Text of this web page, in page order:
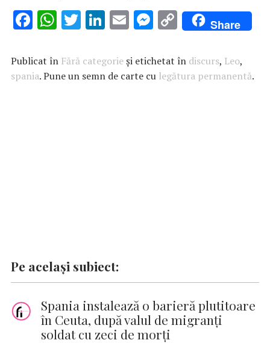
F
e
b
W
at
s
T
it
te
Li
k
e
E
ai
l
M
se
n
C
o
p
y
Share
Publicat în Fără categorieși etichetat în discurs, Leo,
spania. Pune un semn de carte cu legătura permanentă.
Pe același subiect:
Spania instalează o barieră plutitoare
în Ceuta, după valul de migranți
soldat cu zeci de morți